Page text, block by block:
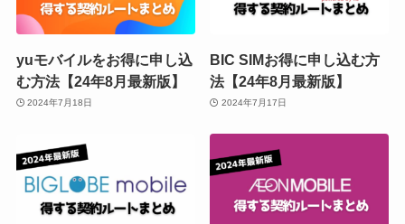
yuモバイルをお得に申し込
む方法【24年8月最新版】
2024年7月18日
BIC SIMお得に申し込む方
法【24年8月最新版】
2024年7月17日